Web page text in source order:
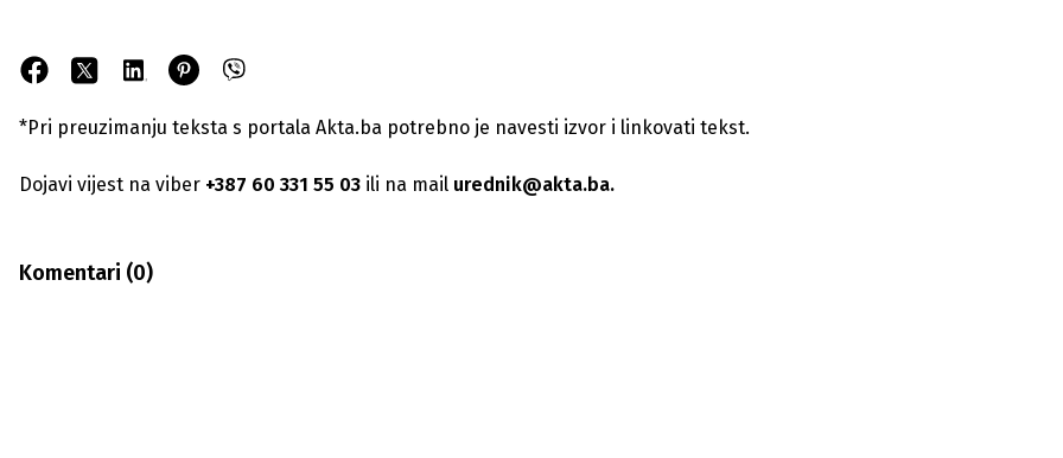
*Pri preuzimanju teksta s portala Akta.ba potrebno je navesti izvor i linkovati tekst.
Dojavi vijest na viber +387 60 331 55 03 ili na mail urednik@akta.ba.
Komentari (0)